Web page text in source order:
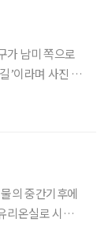
가 남미 쪽으로
’이라며 사진 몇
의 중간기후에
온실로 시설되